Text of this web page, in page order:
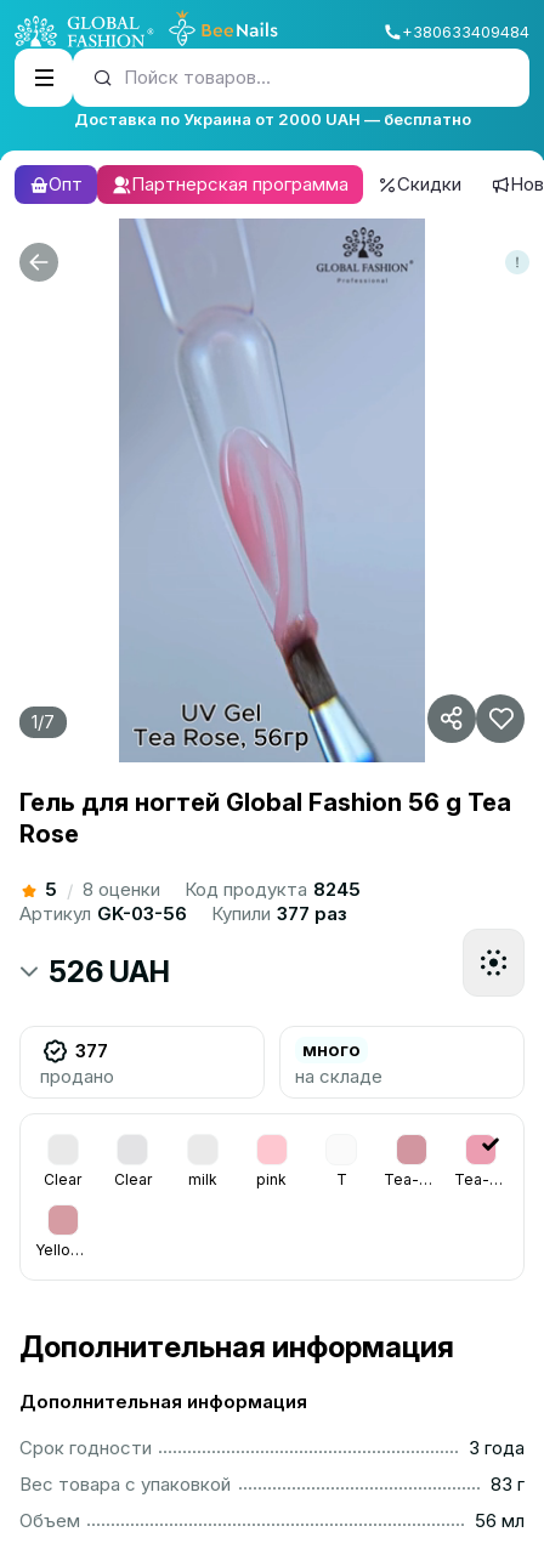
+380633409484
Пойск товаров...
Доставка по Украина от 2000 UAH — бесплатно
Опт Партнерская программа Скидки
1/7
Гель для ногтей Global Fashion 56 g Tea
Rose
5 / 8 оценки Код продукта 8245
Артикул GK-03-56 Купили 377 раз
526 UAH
377
продано
много
на складе
Clear Clear milk pink T Tea-Rose Tea-Rose
Yellowish
Дополнительная информация
Дополнительная информация
Срок годности
3 года
Вес товара с упаковкой
83 г
Объем
56 мл